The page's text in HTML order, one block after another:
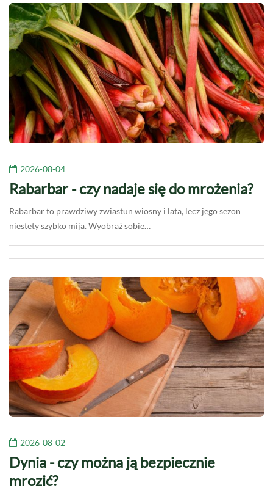
2026-08-04
Rabarbar - czy nadaje się do mrożenia?
Rabarbar to prawdziwy zwiastun wiosny i lata, lecz jego sezon
niestety szybko mija. Wyobraź sobie…
2026-08-02
Dynia - czy można ją bezpiecznie
mrozić?